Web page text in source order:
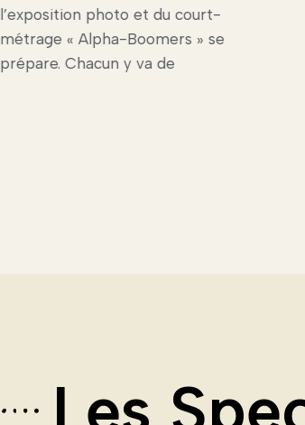
l’exposition photo et du court-
métrage « Alpha-Boomers » se
prépare. Chacun y va de